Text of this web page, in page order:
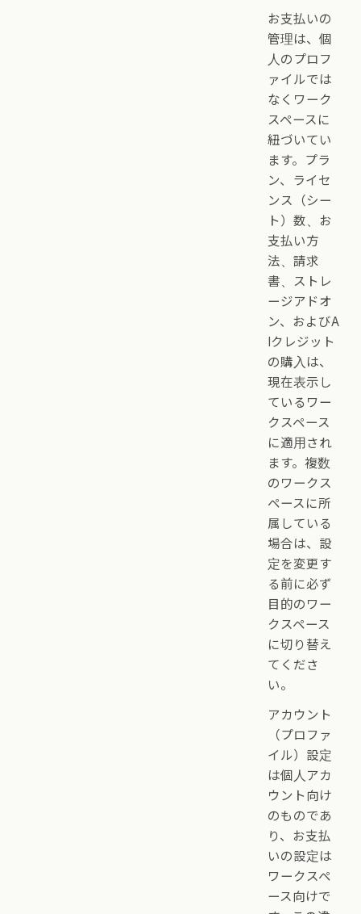
お支払いの
管理は、個
人のプロフ
ァイルでは
なくワーク
スペースに
紐づいてい
ます。プラ
ン、ライセ
ンス（シー
ト）数、お
支払い方
法、請求
書、ストレ
ージアドオ
ン、およびA
Iクレジット
の購入は、
現在表示し
ているワー
クスペース
に適用され
ます。複数
のワークス
ペースに所
属している
場合は、設
定を変更す
る前に必ず
目的のワー
クスペース
に切り替え
てくださ
い。
アカウント
（プロファ
イル）設定
は個人アカ
ウント向け
のものであ
り、お支払
いの設定は
ワークスペ
ース向けで